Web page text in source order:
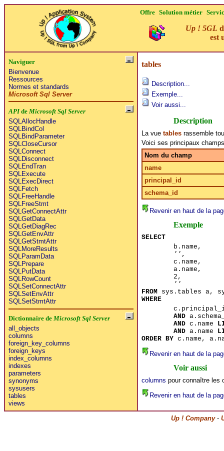
Offre Solution métier
Up ! 5GL
est
Naviguer
Bienvenue
Ressources
Normes et standards
Microsoft Sql Server
APIde Microsoft Sql Server
SQLAllocHandle
SQLBindCol
SQLBindParameter
SQLCloseCursor
SQLConnect
SQLDisconnect
SQLEndTran
SQLExecute
SQLExecDirect
SQLFetch
SQLFreeHandle
SQLFreeStmt
SQLGetConnectAttr
SQLGetData
SQLGetDiagRec
SQLGetEnvAttr
SQLGetStmtAttr
SQLMoreResults
SQLParamData
SQLPrepare
SQLPutData
SQLRowCount
SQLSetConnectAttr
SQLSetEnvAttr
SQLSetStmtAttr
Dictionnaire de Microsoft Sql Server
all_objects
columns
foreign_key_columns
foreign_keys
index_columns
indexes
parameters
synonyms
sysusers
tables
views
tables
Description...
Exemple...
Voir aussi...
Description
La vue tablesrassemble
Voici ses principaux
Nom du champ
name
principal_id
schema_id
Revenir en haut de la
Exemple
SELECT
b.name,
'' ,
c.name,
a.name,
2,
''
FROMsys.tables a,
WHERE
AND
ANDc.name
ANDa.name
ORDER BYc.name,
Revenir en haut de la
Voir aussi
columns pour connaître les
Revenir en haut de la
Up ! Company-